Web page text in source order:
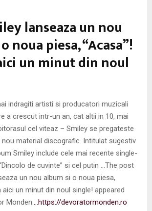
lanseaza un nou
noua piesa, “Acasa”!
un minut din noul
indragiti artisti si producatori muzicali
a crescut intr-un an, cat altii in 10, mai
cel viteaz – Smiley se pregateste
nou material discografic. Intitulat sugestiv
Smiley include cele mai recente single-
de cuvinte” si cel putin …The post
un nou album si o noua piesa,
aici un minut din noul single! appeared
Monden.
…https://devoratormonden.ro